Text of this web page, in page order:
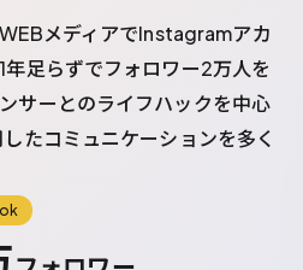
メディアでInstagramアカ
足らずでフォロワー2万人を
サーとのライフハックを中心
たコミュニケーションを多く